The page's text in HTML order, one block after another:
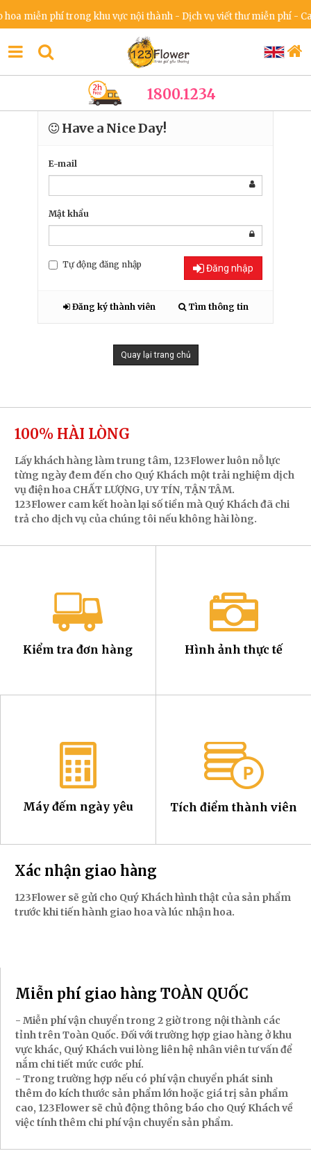
miễn phí trong khu vực nội thành - Dịch vụ viết thư miễn phí -
1800.1234
Have a Nice Day!
E-mail
Mật khẩu
Tự động đăng nhập Đăng nhập
Đăng ký thành viên Tìm thông tin
Quay lại trang chủ
100% HÀI LÒNG
Lấy khách hàng làm trung tâm, 123Flower luôn nỗ lực
từng ngày đem đến cho Quý Khách một trải nghiệm dịch
vụ điện hoa CHẤT LƯỢNG, UY TÍN, TẬN TÂM.
123Flower cam kết hoàn lại số tiền mà Quý Khách đã chi
trả cho dịch vụ của chúng tôi nếu không hài lòng.
Kiểm tra đơn hàng Hình ảnh thực tế
Máy đếm ngày yêu Tích điểm thành viên
Xác nhận giao hàng
123Flower sẽ gửi cho Quý Khách hình thật của sản phẩm
trước khi tiến hành giao hoa và lúc nhận hoa.
Miễn phí giao hàng TOÀN QUỐC
- Miễn phí vận chuyển trong 2 giờ trong nội thành các
tỉnh trên Toàn Quốc. Đối với trường hợp giao hàng ở khu
vực khác, Quý Khách vui lòng liên hệ nhân viên tư vấn để
nắm chi tiết mức cước phí.
- Trong trường hợp nếu có phí vận chuyển phát sinh
thêm do kích thước sản phẩm lớn hoặc giá trị sản phẩm
cao, 123Flower sẽ chủ động thông báo cho Quý Khách về
việc tính thêm chi phí vận chuyển sản phẩm.